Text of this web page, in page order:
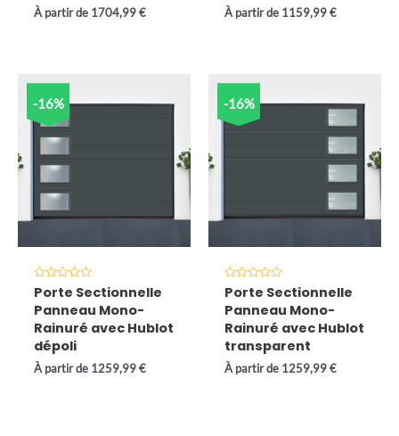
À partir de 1704,99€ À partir de 1159,99€
-16%
Note
0
sur
Porte Sectionnelle
Panneau Mono-
Rainuré avec Hublot
dépoli
À partir de 1259,99€
-16%
Note
0
sur
Porte Sectionnelle
Panneau Mono-
Rainuré avec Hublot
transparent
À partir de 1259,99€